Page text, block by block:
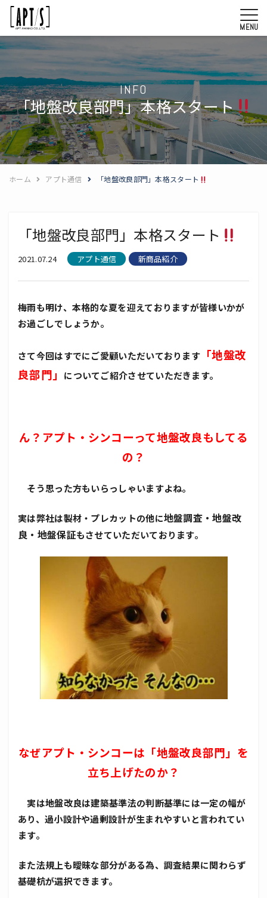
MENU
INFO
「地盤改良部門」本格スタート
ホーム アプト通信 「地盤改良部門」本格スタート
「地盤改良部門」本格スタート
2021.07.24 アプト通信 新商品紹介
梅雨も明け、本格的な夏を迎えておりますが皆様いかが
お過ごしでしょうか。
さて今回はすでにご愛顧いただいております 「地盤改
良部門」
についてご紹介させていただきます。
ん？アプト・シンコーって地盤改良もしてる
の？
そう思った方もいらっしゃいますよね。
実は弊社は製材・プレカットの他に地盤調査・地盤改
良・地盤保証もさせていただいております。
なぜアプト・シンコーは「地盤改良部門」を
立ち上げたのか？
実は地盤改良は建築基準法の判断基準には一定の幅が
あり、過小設計や過剰設計が生まれやすいと言われてい
ます。
また法規上も曖昧な部分がある為、調査結果に関わらず
基礎杭が選択できます。